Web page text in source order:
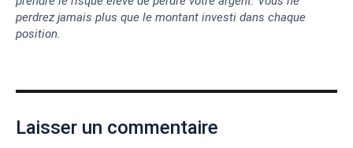
perdrez jamais plus que le montant investi dans chaque
position.
Laisser un commentaire